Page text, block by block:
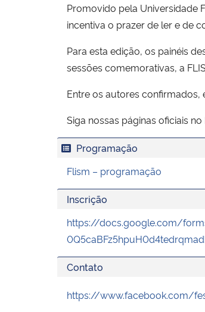
Promovido pela Universidade
incentiva o prazer de ler e de
Para esta edição, os painéis
sessões comemorativas, a
Entre os autores confirmados,
Siga nossas páginas oficiais
Programação
Flism – programação
Inscrição
https://docs.google.com/
Contato
https://www.facebook.com/